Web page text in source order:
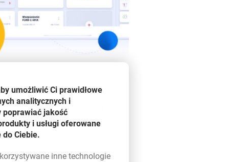
oceniających marki
– Wiarygodności,
prawie 200 marek w
umożliwić Ci prawidłowe
analitycznych i
poprawiać jakość
i usługi oferowane
Ciebie.
inne technologie